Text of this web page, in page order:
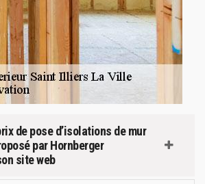
de pose d’isolations de mur
par Hornberger
site web